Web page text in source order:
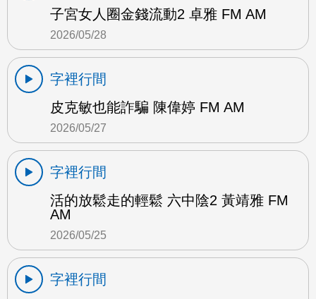
子宮女人圈金錢流動2 卓雅 FM AM
2026/05/28
字裡行間
皮克敏也能詐騙 陳偉婷 FM AM
2026/05/27
字裡行間
活的放鬆走的輕鬆 六中陰2 黃靖雅 FM
AM
2026/05/25
字裡行間